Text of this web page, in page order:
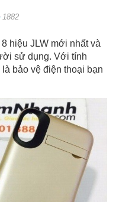
1882
hiệu JLW mới nhất và
sử dụng. Với tính
bảo vệ điện thoại bạn